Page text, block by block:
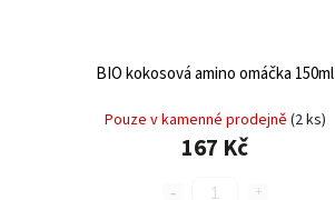
BIO kokosová amino omáčka 150ml
Pouze v kamenné prodejně (2 ks)
167 Kč